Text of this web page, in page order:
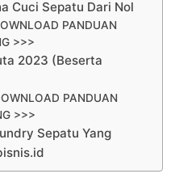
Cuci Sepatu Dari Nol
PANDUAN
>>>
2023 (Beserta
PANDUAN
>>>
Sepatu Yang